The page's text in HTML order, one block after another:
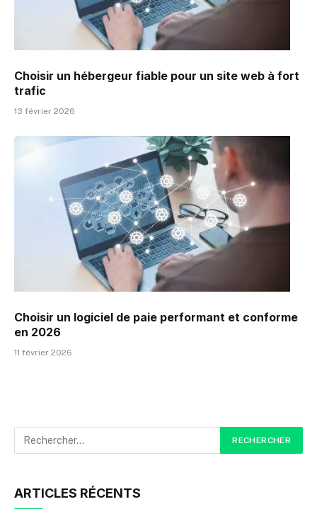
Choisir un hébergeur fiable pour un site web à fort
trafic
13 février 2026
Choisir un logiciel de paie performant et conforme
en 2026
11 février 2026
ARTICLES RÉCENTS